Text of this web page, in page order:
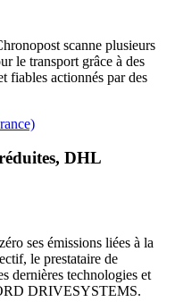
scanne plusieurs
le transport grâce à des
fiables actionnés par des
DHL
ses émissions liées à la
le prestataire de
dernières technologies et
DRIVESYSTEMS.